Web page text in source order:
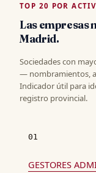
TOP 20 POR
Las empresas
Madrid.
Sociedades con
— nombramientos,
Indicador útil para
registro provincial.
01
GESTORES